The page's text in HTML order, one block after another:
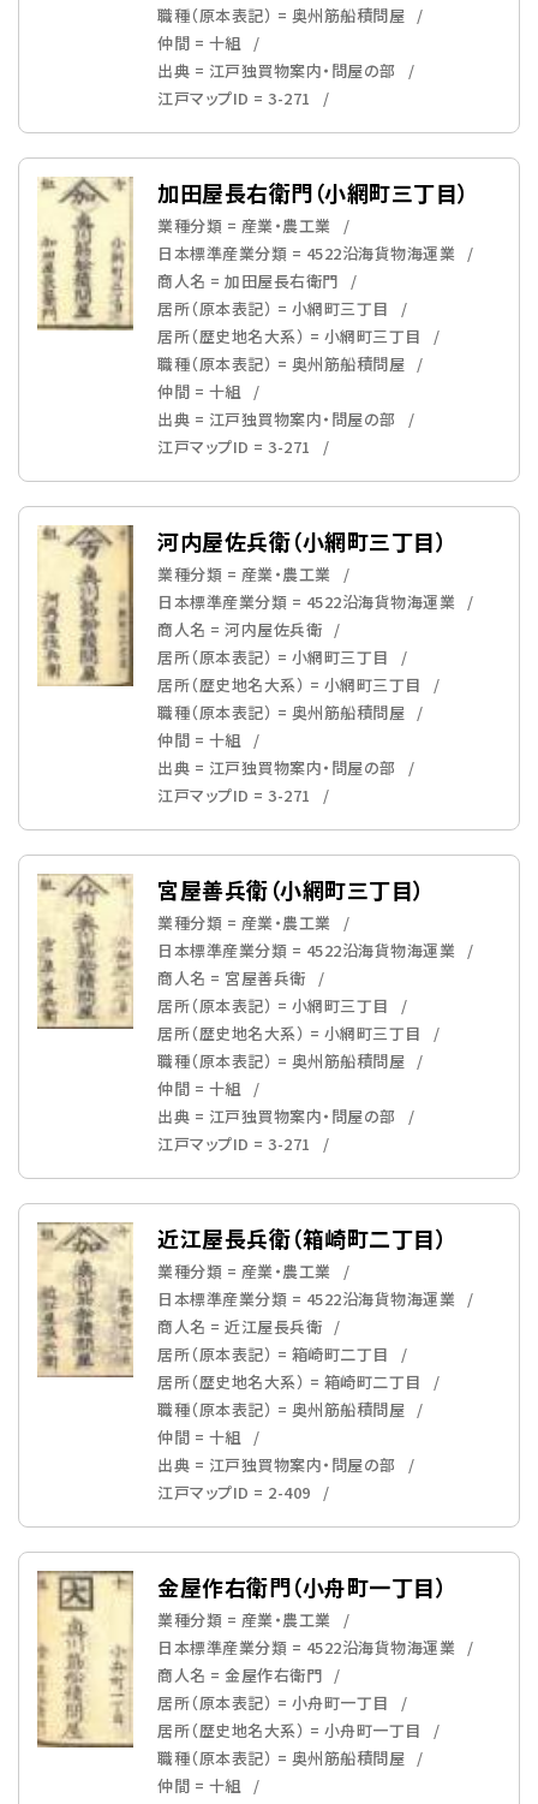
職種（原本表記） = 奥州筋船積問屋
仲間 = 十組
出典 = 江戸独買物案内・問屋の部
江戸マップID = 3-271
加田屋長右衛門（小網町三丁目）
業種分類 = 産業・農工業
日本標準産業分類 = 4522沿海貨物海運業
商人名 = 加田屋長右衛門
居所（原本表記） = 小網町三丁目
居所（歴史地名大系） = 小網町三丁目
職種（原本表記） = 奥州筋船積問屋
仲間 = 十組
出典 = 江戸独買物案内・問屋の部
江戸マップID = 3-271
河内屋佐兵衛（小網町三丁目）
業種分類 = 産業・農工業
日本標準産業分類 = 4522沿海貨物海運業
商人名 = 河内屋佐兵衛
居所（原本表記） = 小網町三丁目
居所（歴史地名大系） = 小網町三丁目
職種（原本表記） = 奥州筋船積問屋
仲間 = 十組
出典 = 江戸独買物案内・問屋の部
江戸マップID = 3-271
宮屋善兵衛（小網町三丁目）
業種分類 = 産業・農工業
日本標準産業分類 = 4522沿海貨物海運業
商人名 = 宮屋善兵衛
居所（原本表記） = 小網町三丁目
居所（歴史地名大系） = 小網町三丁目
職種（原本表記） = 奥州筋船積問屋
仲間 = 十組
出典 = 江戸独買物案内・問屋の部
江戸マップID = 3-271
近江屋長兵衛（箱崎町二丁目）
業種分類 = 産業・農工業
日本標準産業分類 = 4522沿海貨物海運業
商人名 = 近江屋長兵衛
居所（原本表記） = 箱崎町二丁目
居所（歴史地名大系） = 箱崎町二丁目
職種（原本表記） = 奥州筋船積問屋
仲間 = 十組
出典 = 江戸独買物案内・問屋の部
江戸マップID = 2-409
金屋作右衛門（小舟町一丁目）
業種分類 = 産業・農工業
日本標準産業分類 = 4522沿海貨物海運業
商人名 = 金屋作右衛門
居所（原本表記） = 小舟町一丁目
居所（歴史地名大系） = 小舟町一丁目
職種（原本表記） = 奥州筋船積問屋
仲間 = 十組